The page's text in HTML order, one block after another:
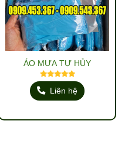
ÁO MƯA TỰ HỦY
Liên hệ